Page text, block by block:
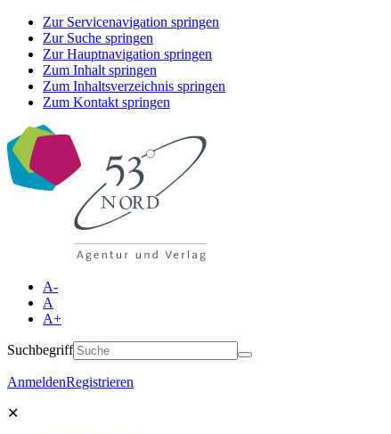
Zur Servicenavigation springen
Zur Suche springen
Zur Hauptnavigation springen
Zum Inhalt springen
Zum Inhaltsverzeichnis springen
Zum Kontakt springen
A-
A
A+
Suchbegriff
AnmeldenRegistrieren
✕